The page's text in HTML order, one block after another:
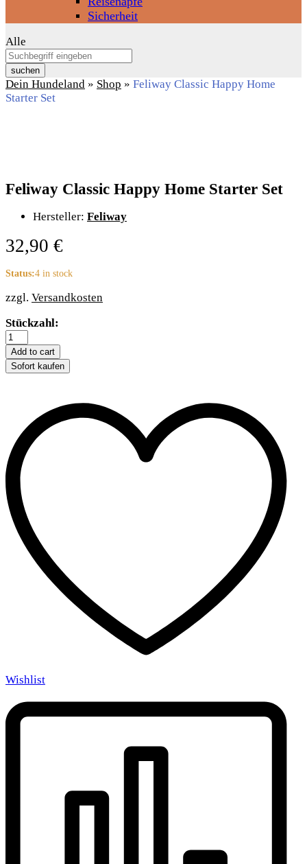
Sicherheit
Alle
suchen
Dein Hundeland » Shop » Feliway Classic Happy Home
Starter Set
Feliway Classic Happy Home Starter Set
Hersteller: Feliway
32,90 €
Status:4 in stock
zzgl. Versandkosten
Feliway
Classic
Happy
Home
Starter
Stückzahl:
Add to cart
Sofort kaufen
Wishlist